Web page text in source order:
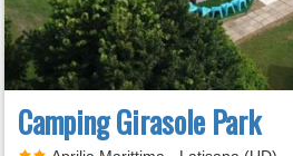
Camping Girasole Park